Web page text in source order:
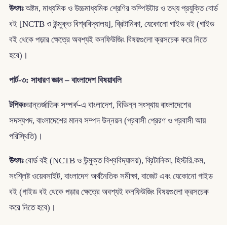
উৎসঃঅষ্টম, মাধ্যমিক ও উচ্চমাধ্যমিক শ্রেণির কম্পিউটার ও তথ্য প্রযুক্তি বোর্ড
বই [NCTB ও উন্মুক্ত বিশ্ববিদ্যালয়], ব্রিটানিকা, যেকোনো গাইড বই (গাইড
বই থেকে পড়ার ক্ষেত্রে অবশ্যই কনফিউজিং বিষয়গুলো ক্রসচেক করে নিতে
হবে)।
পার্ট-৩: সাধারণ জ্ঞান – বাংলাদেশ বিষয়াবলি
টপিকঃআন্তর্জাতিক সম্পর্ক-এ বাংলাদেশ, বিভিন্ন সংস্থায় বাংলাদেশের
সদস্যপদ, বাংলাদেশের মানব সম্পদ উন্নয়ন (প্রবাসী প্রেরণ ও প্রবাসী আয়
পরিস্থিতি)।
উৎসঃবোর্ড বই (NCTB ও উন্মুক্ত বিশ্ববিদ্যালয়), ব্রিটানিকা, হিস্টরি.কম,
সংশ্লিষ্ট ওয়েবসাইট, বাংলাদেশ অর্থনৈতিক সমীক্ষা, বাজেট এবং যেকোনো গাইড
বই (গাইড বই থেকে পড়ার ক্ষেত্রে অবশ্যই কনফিউজিং বিষয়গুলো ক্রসচেক
করে নিতে হবে)।